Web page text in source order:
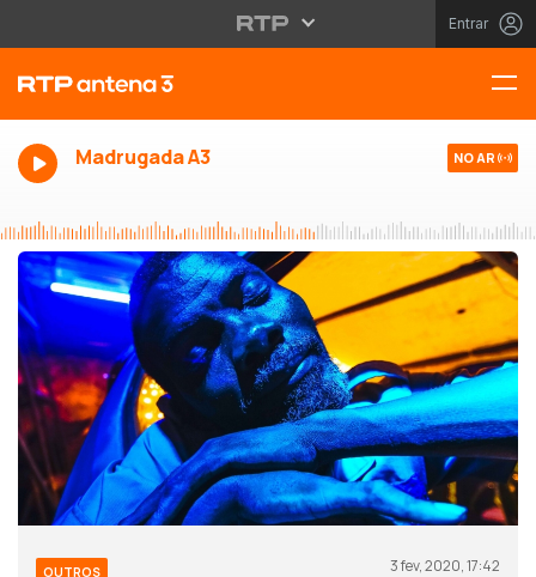
Entrar
Madrugada A3 NO AR
OUTROS 3 fev, 2020, 17:42